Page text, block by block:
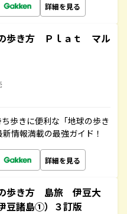
詳細を見る
歩き方 Ｐｌａｔ マル
歩きに便利な「地球の歩き
情報満載の最強ガイド！
詳細を見る
歩き方 島旅 伊豆大
豆諸島①）３訂版